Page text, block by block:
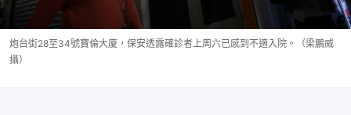
炮台街28至34號寶倫大廈，保安透露確診者上周六已感到不適入院。（梁鵬威
攝）